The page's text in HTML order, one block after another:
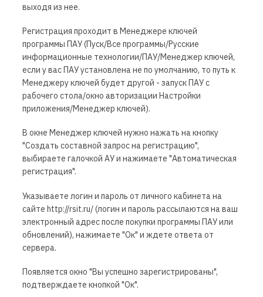
выходя из нее.
Регистрация проходит в Менеджере ключей
программы ПАУ (Пуск/Все программы/Русские
информационные технологии/ПАУ/Менеджер ключей,
если у вас ПАУ установлена не по умолчанию, то путь к
Менеджеру ключей будет другой - запуск ПАУ с
рабочего стола/окно авторизации Настройки
приложения/Менеджер ключей).
В окне Менеджер ключей нужно нажать на кнопку
"Создать составной запрос на регистрацию",
выбираете галочкой АУ и нажимаете "Автоматическая
регистрация".
Указываете логин и пароль от личного кабинета на
сайте http://rsit.ru/ (логин и пароль рассылаются на ваш
электронный адрес после покупки программы ПАУ или
обновлений), нажимаете "Ок" и ждете ответа от
сервера.
Появляется окно "Вы успешно зарегистрированы",
подтверждаете кнопкой "Ок".